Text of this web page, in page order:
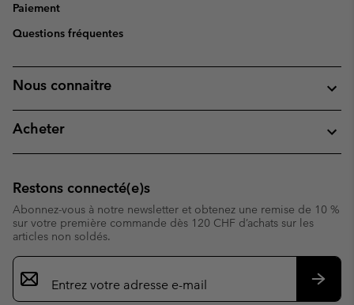
Paiement
Questions fréquentes
Nous connaitre
Acheter
Restons connecté(e)s
Abonnez-vous à notre newsletter et obtenez une remise de 10 %
sur votre première commande dès 120 CHF d’achats sur les
articles non soldés.
Inscription
par
e-